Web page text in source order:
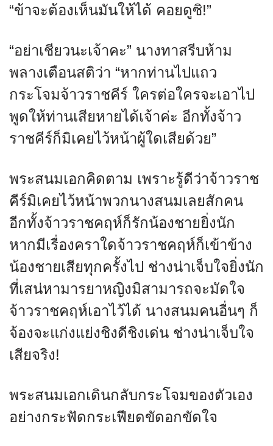
“ข้าจะต้องเห็นมันให้ได้ คอยดูซิ!”
“อย่าเชียวนะเจ้าคะ” นางทาสรีบห้าม
พลางเตือนสติว่า “หากท่านไปแถว
กระโจมจ้าวราชคีร์ ใครต่อใครจะเอาไป
พูดให้ท่านเสียหายได้เจ้าค่ะ อีกทั้งจ้าว
ราชคีร์ก็มิเคยไว้หน้าผู้ใดเสียด้วย”
พระสนมเอกคิดตาม เพราะรู้ดีว่าจ้าวราช
คีร์มิเคยไว้หน้าพวกนางสนมเลยสักคน
อีกทั้งจ้าวราชคฤห์ก็รักน้องชายยิ่งนัก
หากมีเรื่องคราใดจ้าวราชคฤห์ก็เข้าข้าง
น้องชายเสียทุกครั้งไป ช่างน่าเจ็บใจยิ่งนัก
ที่เสน่หามารยาหญิงมิสามารถจะมัดใจ
จ้าวราชคฤห์เอาไว้ได้ นางสนมคนอื่นๆ ก็
จ้องจะแก่งแย่งชิงดีชิงเด่น ช่างน่าเจ็บใจ
เสียจริง!
พระสนมเอกเดินกลับกระโจมของตัวเอง
อย่างกระฟัดกระเฟียดขัดอกขัดใจ